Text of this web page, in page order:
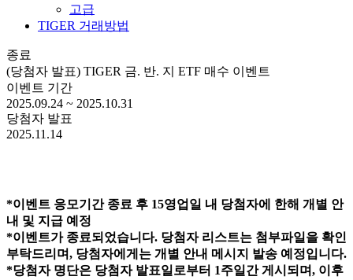
고급
TIGER 거래방법
종료
(당첨자 발표) TIGER 금. 반. 지 ETF 매수 이벤트
이벤트 기간
2025.09.24 ~ 2025.10.31
당첨자 발표
2025.11.14
*이벤트 응모기간 종료 후 15영업일 내 당첨자에 한해 개별 안
내 및 지급 예정
*이벤트가 종료되었습니다. 당첨자 리스트는 첨부파일을 확인
부탁드리며, 당첨자에게는 개별 안내 메시지 발송 예정입니다.
*당첨자 명단은 당첨자 발표일로부터 1주일간 게시되며, 이후